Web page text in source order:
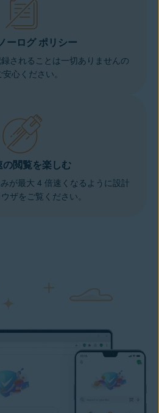
ーログ ポリシー
されることは一切ありませんの
安心ください。
の閲覧を楽しむ
が最大 4 倍速くなるように設計
ザをご覧ください。